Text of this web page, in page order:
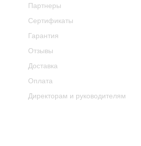
Партнеры
Сертификаты
Гарантия
Отзывы
Доставка
Оплата
Директорам и руководителям